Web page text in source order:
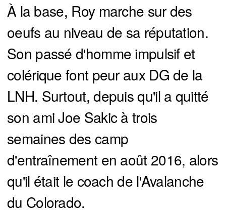
À la base, Roy marche sur des
oeufs au niveau de sa réputation.
Son passé d'homme impulsif et
colérique font peur aux DG de la
LNH. Surtout, depuis qu'il a quitté
son ami Joe Sakic à trois
semaines des camp
d'entraînement en août 2016, alors
qu'il était le coach de l'Avalanche
du Colorado.